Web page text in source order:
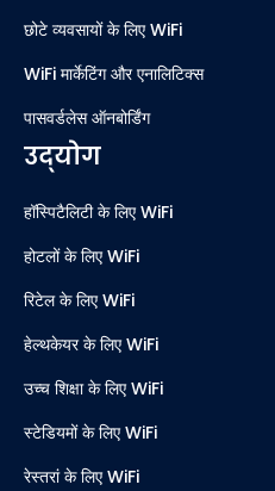
छोटे व्यवसायों के लिए WiFi
WiFi मार्केटिंग और एनालिटिक्स
पासवर्डलेस ऑनबोर्डिंग
उद्योग
हॉस्पिटैलिटी के लिए WiFi
होटलों के लिए WiFi
रिटेल के लिए WiFi
हेल्थकेयर के लिए WiFi
उच्च शिक्षा के लिए WiFi
स्टेडियमों के लिए WiFi
रेस्तरां के लिए WiFi